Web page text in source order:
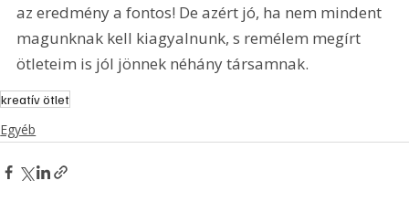
az eredmény a fontos! De azért jó, ha nem mindent
magunknak kell kiagyalnunk, s remélem megírt
ötleteim is jól jönnek néhány társamnak.
kreatív ötlet
Egyéb